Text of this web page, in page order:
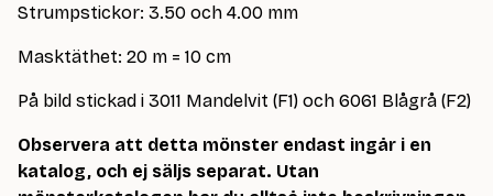
Strumpstickor: 3.50 och 4.00 mm
Masktäthet: 20 m = 10 cm
På bild stickad i 3011 Mandelvit (F1) och 6061 Blågrå (F2)
Observera att detta mönster endast ingår i en
katalog, och ej säljs separat. Utan